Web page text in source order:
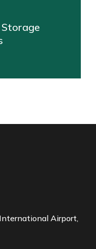
Airport,